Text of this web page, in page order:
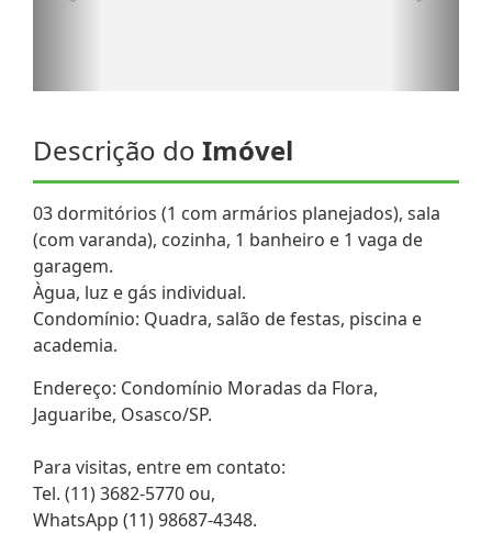
Descrição do Imóvel
03 dormitórios (1 com armários planejados), sala
(com varanda), cozinha, 1 banheiro e 1 vaga de
garagem.
Àgua, luz e gás individual.
Condomínio: Quadra, salão de festas, piscina e
academia.
Endereço: Condomínio Moradas da Flora,
Jaguaribe, Osasco/SP.
Para visitas, entre em contato:
Tel. (11) 3682-5770 ou,
WhatsApp (11) 98687-4348.